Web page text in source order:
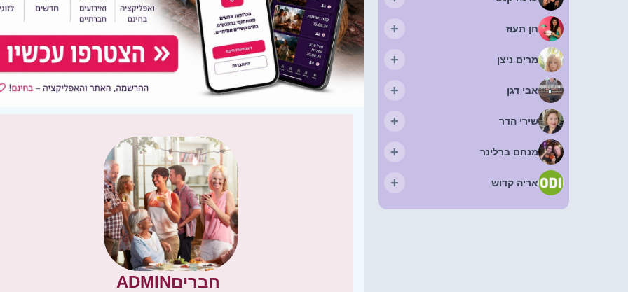
ADMINחברים
חן תעוז +
מרים ניצן +
אבי דגן +
שירי הדר +
מנחם ברלינר +
אריה קדוש +